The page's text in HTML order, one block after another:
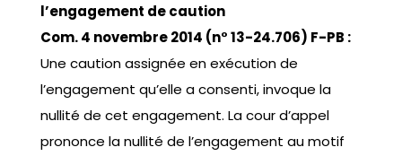
l’engagement de caution
Com. 4 novembre 2014 (n° 13-24.706) F-PB :
Une caution assignée en exécution de
l’engagement qu’elle a consenti, invoque la
nullité de cet engagement. La cour d’appel
prononce la nullité de l’engagement au motif